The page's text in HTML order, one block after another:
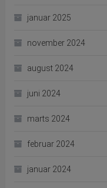
januar 2025
november 2024
august 2024
juni 2024
marts 2024
februar 2024
januar 2024